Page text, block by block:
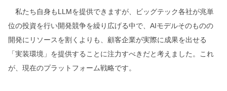
私たち自身もLLMを提供できますが、ビッグテック各社が兆単
位の投資を行い開発競争を繰り広げる中で、AIモデルそのものの
開発にリソースを割くよりも、顧客企業が実際に成果を出せる
「実装環境」を提供することに注力すべきだと考えました。これ
が、現在のプラットフォーム戦略です。